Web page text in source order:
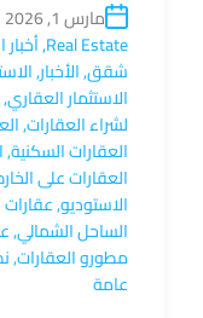
مارس 1, 2026
Real Estate
,
شقق,الأخبار,
الاستثمار العقاري,
لشراء العقارات,
العقارات السكنية,
العقارات على
الاستوديو,
الساحل الشمالي,
مطورو العقارات,
عامة